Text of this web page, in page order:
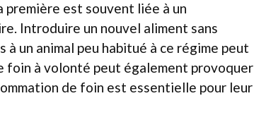
première est souvent liée à un
Introduire un nouvel aliment sans
un animal peu habitué à ce régime peut
foin à volonté peut également provoquer
de foin est essentielle pour leur